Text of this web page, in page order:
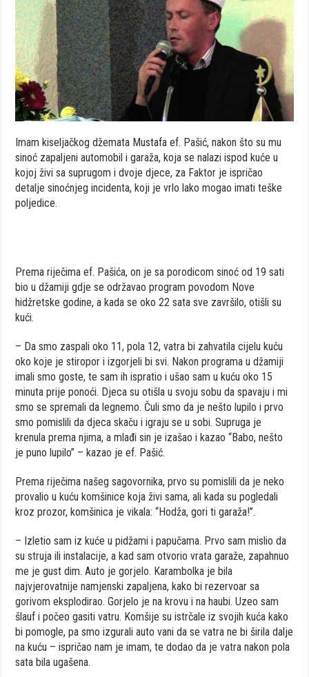
Imam kiseljačkog džemata Mustafa ef. Pašić, nakon što su mu
sinoć zapaljeni automobil i garaža, koja se nalazi ispod kuće u
kojoj živi sa suprugom i dvoje djece, za Faktor je ispričao
detalje sinoćnjeg incidenta, koji je vrlo lako mogao imati teške
poljedice.
Prema riječima ef. Pašića, on je sa porodicom sinoć od 19 sati
bio u džamiji gdje se održavao program povodom Nove
hidžretske godine, a kada se oko 22 sata sve završilo, otišli su
kući.
– Da smo zaspali oko 11, pola 12, vatra bi zahvatila cijelu kuću
oko koje je stiropor i izgorjeli bi svi. Nakon programa u džamiji
imali smo goste, te sam ih ispratio i ušao sam u kuću oko 15
minuta prije ponoći. Djeca su otišla u svoju sobu da spavaju i mi
smo se spremali da legnemo. Čuli smo da je nešto lupilo i prvo
smo pomislili da djeca skaču i igraju se u sobi. Supruga je
krenula prema njima, a mlađi sin je izašao i kazao “Babo, nešto
je puno lupilo” – kazao je ef. Pašić.
Prema riječima našeg sagovornika, prvo su pomislili da je neko
provalio u kuću komšinice koja živi sama, ali kada su pogledali
kroz prozor, komšinica je vikala: “Hodža, gori ti garaža!”.
– Izletio sam iz kuće u pidžami i papučama. Prvo sam mislio da
su struja ili instalacije, a kad sam otvorio vrata garaže, zapahnuo
me je gust dim. Auto je gorjelo. Karambolka je bila
najvjerovatnije namjenski zapaljena, kako bi rezervoar sa
gorivom eksplodirao. Gorjelo je na krovu i na haubi. Uzeo sam
šlauf i počeo gasiti vatru. Komšije su istrčale iz svojih kuća kako
bi pomogle, pa smo izgurali auto vani da se vatra ne bi širila dalje
na kuću – ispričao nam je imam, te dodao da je vatra nakon pola
sata bila ugašena.